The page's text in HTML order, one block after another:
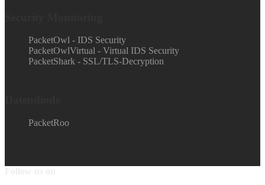
PacketOwl - IDS Security
PacketOwlVirtual - Virtual IDS Security
PacketShark - SSL/TLS-Decryption
PacketRoo